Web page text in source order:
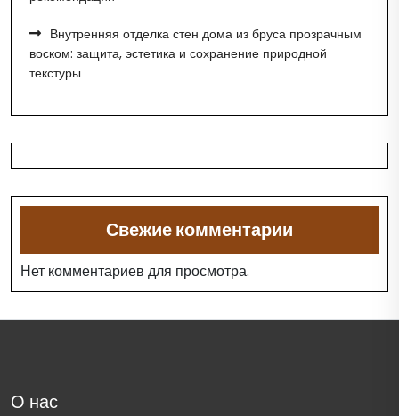
Внутренняя отделка стен дома из бруса прозрачным
воском: защита, эстетика и сохранение природной
текстуры
Свежие комментарии
Нет комментариев для просмотра.
О нас